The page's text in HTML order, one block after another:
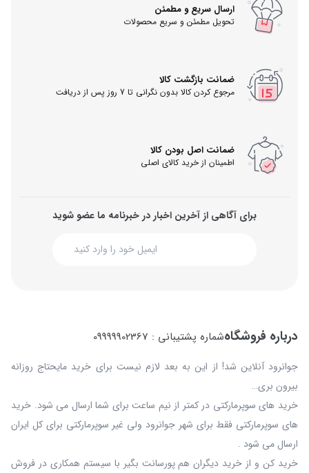
ارسال سریع و مطمئن
تحویل مطمئن و سریع محصولات
ضمانت بازگشت کالا
مرجوع کردن کالا بدون نگرانی تا 7 روز پس از دریافت
ضمانت اصل بودن کالا
اطمینان از خرید کالای اصلی
برای آگاهی از آخرین اخبار در خبرنامه ما عضو شوید
درباره فروشگاهشماره پشتیبانی : 09999902367
جوانرود آنلاین شد! از این به بعد لازم نیست برای خرید مایحتاج روزانه
بیرون بری…
خرید های سوپرمارکتی در کمتر از نیم ساعت برای شما ارسال می شود. خرید
های سوپرمارکتی فقط برای شهر جوانرود ولی غیر سوپرمارکتی برای کل ایران
ارسال می شود .
خرید کن و از خرید دیگران هم پورسانت بگیر با سیستم همکاری در فروش